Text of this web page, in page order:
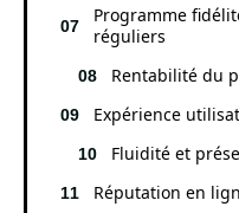
Programme
réguliers
Rentabilité du
Expérience
Fluidité et
Réputation en